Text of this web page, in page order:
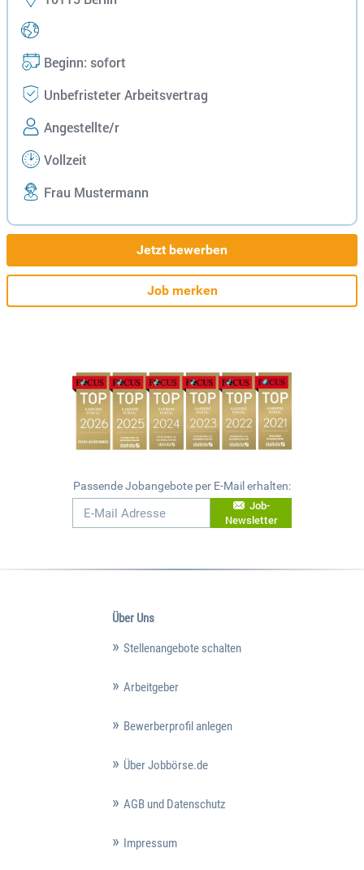
Beginn: sofort
Unbefristeter Arbeitsvertrag
Angestellte/r
Vollzeit
Frau Mustermann
Jetzt bewerben
Job merken
Passende Jobangebote per E-Mail erhalten:
Job-
Newsletter
Über Uns
Stellenangebote schalten
Arbeitgeber
Bewerberprofil anlegen
Über Jobbörse.de
AGB und Datenschutz
Impressum